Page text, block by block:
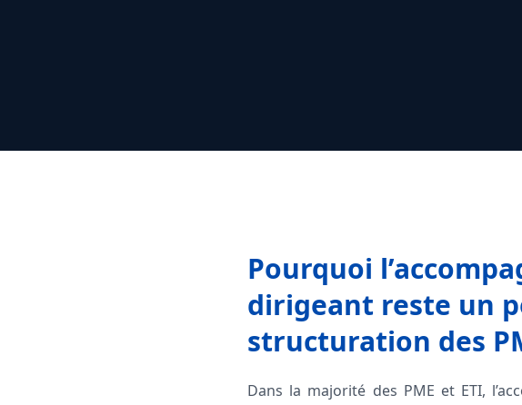
Pourquoi
dirigeant reste un
structuration des
Dans la majorité des PME et ETI,